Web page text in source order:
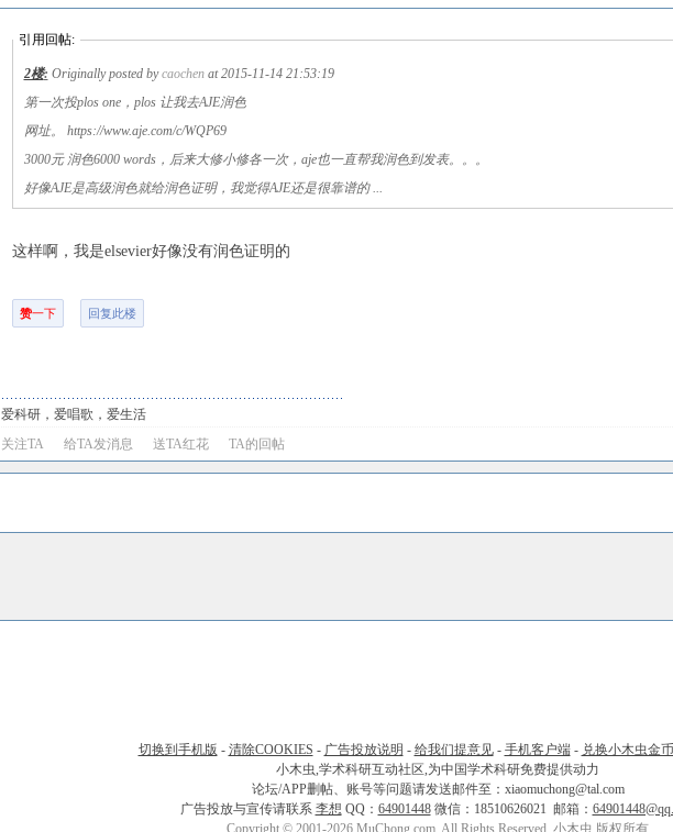
引用回帖:
2楼: Originally posted bycaochenat 2015-11-14 21:53:19
第一次投plos one，plos 让我去AJE润色
网址。 https://www.aje.com/c/WQP69
3000元 润色6000 words，后来大修小修各一次，aje也一直帮我润色到发表。。。
好像AJE是高级润色就给润色证明，我觉得AJE还是很靠谱的 ...
这样啊，我是elsevier好像没有润色证明的
赞一下 回复此楼
爱科研，爱唱歌，爱生活
关注TA 给TA发消息 送TA红花 TA的回帖
切换到手机版 - 清除COOKIES - 广告投放说明 - 给我们提意见- 手机客户端- 兑换小木虫金币
小木虫,学术科研互动社区,为中国学术科研免费提供动力
论坛/APP删帖、账号等问题请发送邮件至：xiaomuchong@tal.com
广告投放与宣传请联系 李想 QQ： 64901448微信：18510626021 邮箱：
Copyright © 2001-2026 MuChong.com, All Rights Reserved. 小木虫 版权所有